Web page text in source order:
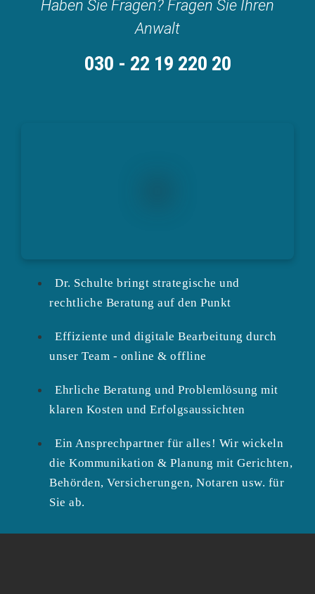
Haben Sie Fragen? Fragen Sie Ihren
Anwalt
030 - 22 19 220 20
Dr. Schulte bringt strategische und
rechtliche Beratung auf den Punkt
Effiziente und digitale Bearbeitung durch
unser Team - online & offline
Ehrliche Beratung und Problemlösung mit
klaren Kosten und Erfolgsaussichten
Ein Ansprechpartner für alles! Wir wickeln
die Kommunikation & Planung mit Gerichten,
Behörden, Versicherungen, Notaren usw. für
Sie ab.